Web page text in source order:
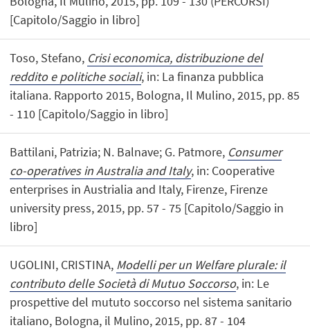
[Capitolo/Saggio in libro]
Toso, Stefano, Crisi economica, distribuzione del
reddito e politiche sociali, in: La finanza pubblica
italiana. Rapporto 2015, Bologna, Il Mulino, 2015, pp. 85
- 110 [Capitolo/Saggio in libro]
Battilani, Patrizia; N. Balnave; G. Patmore, Consumer
co-operatives in Australia and Italy, in: Cooperative
enterprises in Austrialia and Italy, Firenze, Firenze
university press, 2015, pp. 57 - 75 [Capitolo/Saggio in
libro]
UGOLINI, CRISTINA, Modelli per un Welfare plurale: il
contributo delle Società di Mutuo Soccorso, in: Le
prospettive del mututo soccorso nel sistema sanitario
italiano, Bologna, il Mulino, 2015, pp. 87 - 104